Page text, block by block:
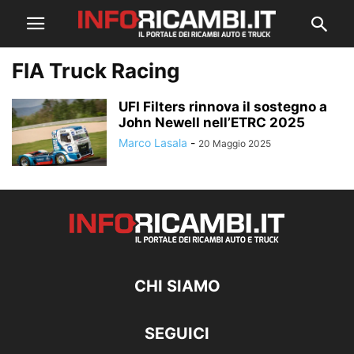
FIA Truck Racing
UFI Filters rinnova il sostegno a
John Newell nell’ETRC 2025
Marco Lasala - 20 Maggio 2025
CHI SIAMO
SEGUICI